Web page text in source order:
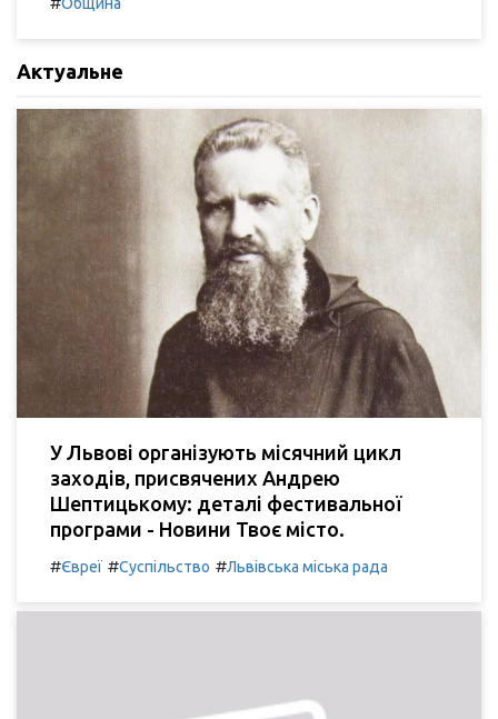
Актуальне
У Львові організують місячний цикл
заходів, присвячених Андрею
Шептицькому: деталі фестивальної
програми - Новини Твоє місто.
#Євреї #Суспільство #Львівська міська рада